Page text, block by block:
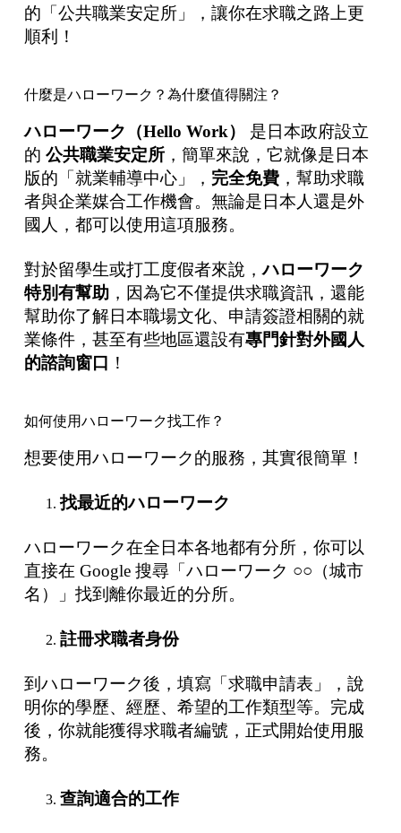
的「公共職業安定所」，讓你在求職之路上更
順利！
什麼是ハローワーク？為什麼值得關注？
ハローワーク（Hello Work）
是日本政府設立
的 公共職業安定所，簡單來說，它就像是日本
版的「就業輔導中心」， 完全免費，幫助求職
者與企業媒合工作機會。無論是日本人還是外
國人，都可以使用這項服務。
對於留學生或打工度假者來說，ハローワーク
特別有幫助，因為它不僅提供求職資訊，還能
幫助你了解日本職場文化、申請簽證相關的就
業條件，甚至有些地區還設有專門針對外國人
的諮詢窗口 ！
如何使用ハローワーク找工作？
想要使用ハローワーク的服務，其實很簡單！
找最近的ハローワーク
ハローワーク在全日本各地都有分所，你可以
直接在 Google 搜尋「ハローワーク ○○（城市
名）」找到離你最近的分所。
註冊求職者身份
到ハローワーク後，填寫「求職申請表」，說
明你的學歷、經歷、希望的工作類型等。完成
後，你就能獲得求職者編號，正式開始使用服
務。
查詢適合的工作